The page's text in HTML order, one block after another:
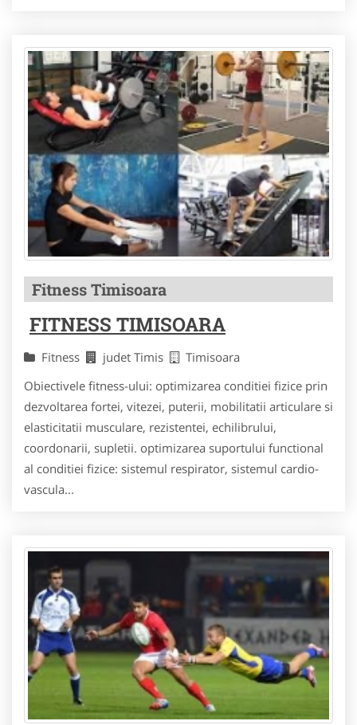
Fitness Timisoara
FITNESS TIMISOARA
Fitness judet Timis
Timisoara
Obiectivele fitness-ului: optimizarea conditiei fizice prin
dezvoltarea fortei, vitezei, puterii, mobilitatii articulare si
elasticitatii musculare, rezistentei, echilibrului,
coordonarii, supletii. optimizarea suportului functional
al conditiei fizice: sistemul respirator, sistemul cardio-
vascula...